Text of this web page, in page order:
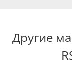
Другие